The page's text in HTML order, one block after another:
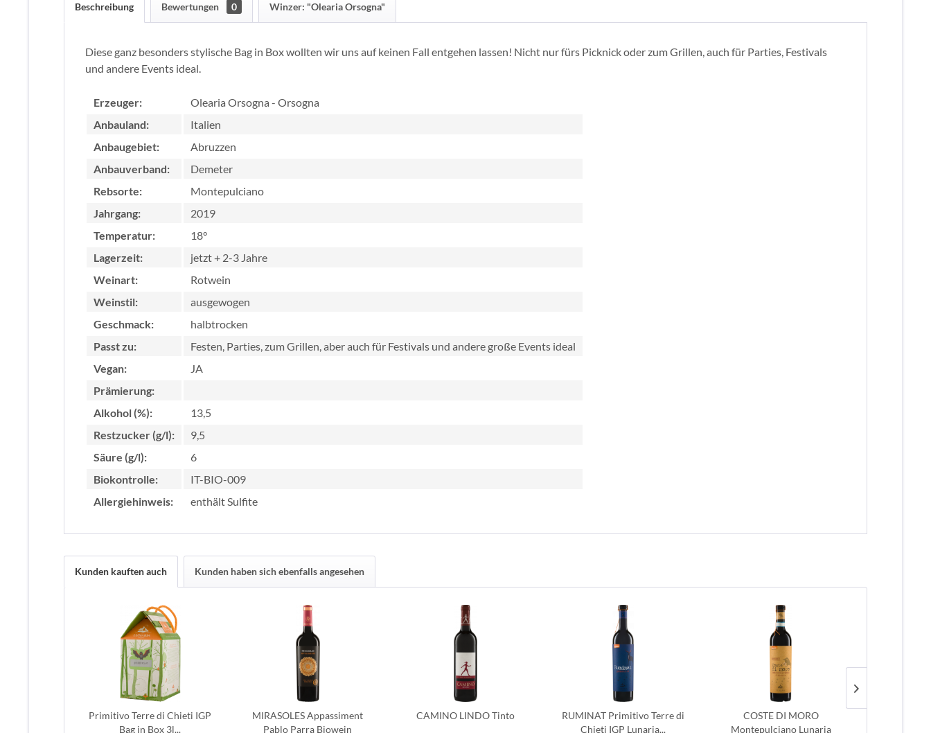
Beschreibung Bewertungen 0 Winzer: "Olearia Orsogna"
Diese ganz besonders stylische Bag in Box wollten wir uns auf keinen Fall entgehen lassen! Nicht nur fürs Picknick oder zum Grillen, auch für Parties, Festivals
und andere Events ideal.
Erzeuger:
Olearia Orsogna - Orsogna
Anbauland:
Italien
Anbaugebiet:
Abruzzen
Anbauverband:
Demeter
Rebsorte:
Montepulciano
Jahrgang:
2019
Temperatur:
18°
Lagerzeit:
jetzt + 2-3 Jahre
Weinart:
Rotwein
Weinstil:
ausgewogen
Geschmack:
halbtrocken
Passt zu:
Festen, Parties, zum Grillen, aber auch für Festivals und andere große Events ideal
Vegan:
JA
Prämierung:
Alkohol (%):
13,5
Restzucker (g/l):
9,5
Säure (g/l):
6
Biokontrolle:
IT-BIO-009
Allergiehinweis:
enthält Sulfite
Kunden kauften auch Kunden haben sich ebenfalls angesehen
Primitivo Terre di Chieti IGP
Bag in Box 3l...
MIRASOLES Appassiment
Pablo Parra Biowein
CAMINO LINDO Tinto
RUMINAT Primitivo Terre di
Chieti IGP Lunaria...
COSTE DI MORO
Montepulciano Lunaria